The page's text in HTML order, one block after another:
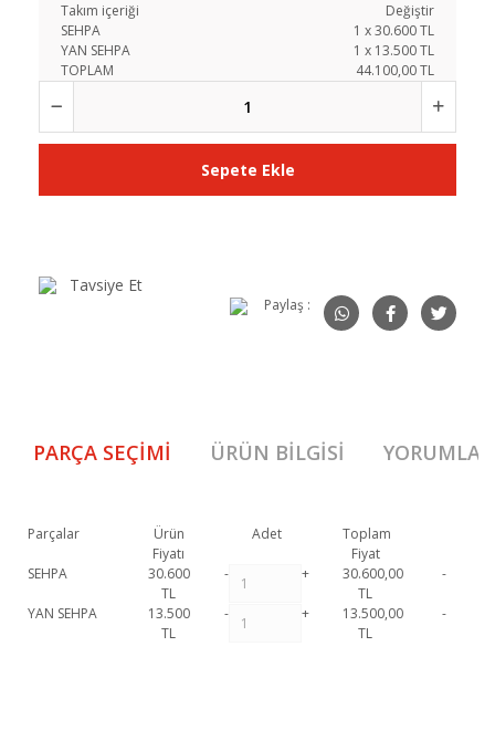
Takım içeriği
Değiştir
SEHPA
1 x30.600TL
YAN SEHPA
1 x 13.500TL
TOPLAM
44.100,00 TL
Sepete Ekle
Tavsiye Et
Paylaş :
PARÇA SEÇIMI ÜRÜN BILGISI YORUMLAR
Parçalar
Ürün
Fiyatı
Adet
Toplam
Fiyat
SEHPA
30.600
TL
- +
30.600,00
TL
-
YAN SEHPA
13.500
TL
- +
13.500,00
TL
-